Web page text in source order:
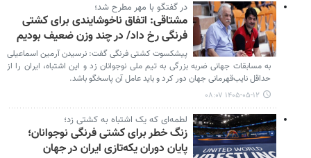
در گفتگو با مهر مطرح شد؛
مشتاقی: اتفاق ناخوشایندی برای کشتی
فرنگی رخ داد/ در چند وزن ضعیف بودیم
پیشکسوت کشتی فرنگی گفت: نرسیدن آرمین اسماعیلی
به مسابقات جهانی ضربه بزرگی به تیم ملی نوجوانان زد و این اشتباه، ایران را از
حداقل نایب‌قهرمانی جهان دور کرد و باید عامل آن پاسخگو باشد.
۱۴۰۵-۰۵-۱۲ ۰۸:۰۷
لطمه‌ای که یک اشتباه به کشتی زد؛
زنگ خطر برای کشتی فرنگی نوجوانان؛
پایان دوران یکه‌تازی ایران در جهان